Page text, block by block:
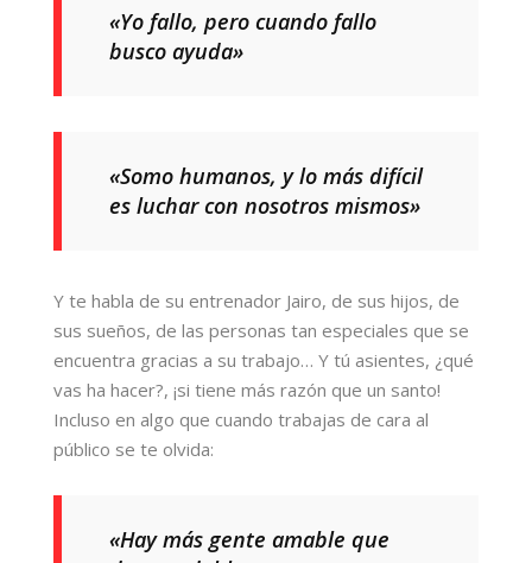
«Yo fallo, pero cuando fallo
busco ayuda»
«Somo humanos, y lo más difícil
es luchar con nosotros mismos»
Y te habla de su entrenador Jairo, de sus hijos, de
sus sueños, de las personas tan especiales que se
encuentra gracias a su trabajo… Y tú asientes, ¿qué
vas ha hacer?, ¡si tiene más razón que un santo!
Incluso en algo que cuando trabajas de cara al
público se te olvida:
«Hay más gente amable que